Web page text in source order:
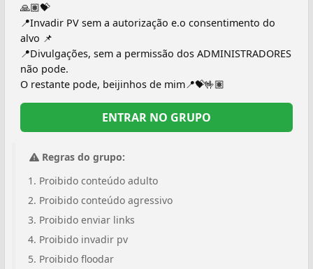
🙏🏽💝
📍Invadir PV sem a autorização e.o consentimento do
alvo 📌
📍Divulgações, sem a permissão dos ADMINISTRADORES
não pode.
O restante pode, beijinhos de mim📍💝🤟🏽
ENTRAR NO GRUPO
Regras do grupo:
Proibido conteúdo adulto
Proibido conteúdo agressivo
Proibido enviar links
Proibido invadir pv
Proibido floodar